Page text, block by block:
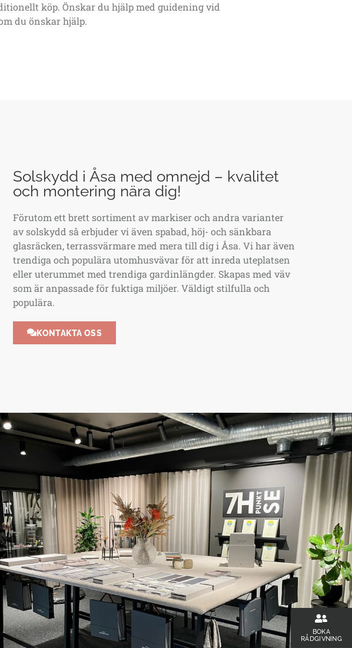
köp. Önskar du hjälp med guidening vid
du önskar hjälp.
Solskydd i Åsa med omnejd – kvalitet
och montering nära dig!
Förutom ett brett sortiment av markiser och andra varianter
av solskydd så erbjuder vi även spabad, höj- och sänkbara
glasräcken, terrassvärmare med mera till dig i Åsa. Vi har även
trendiga och populära utomhusvävar för att inreda uteplatsen
eller uterummet med trendiga gardinlängder. Skapas med väv
som är anpassade för fuktiga miljöer. Väldigt stilfulla och
populära.
KONTAKTA OSS
BOKA
RÅDGIVNING